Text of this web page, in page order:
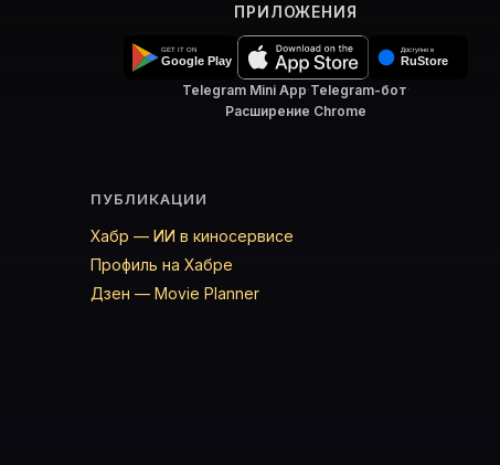
ПРИЛОЖЕНИЯ
Telegram Mini App·Telegram-бот·
Расширение Chrome
ПУБЛИКАЦИИ
Хабр — ИИ в киносервисе
Профиль на Хабре
Дзен — Movie Planner